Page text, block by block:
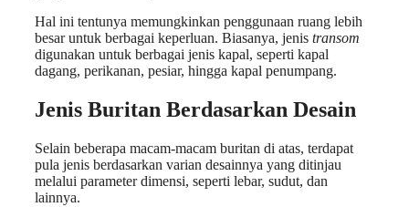
Hal ini tentunya memungkinkan penggunaan ruang lebih
besar untuk berbagai keperluan. Biasanya, jenis transom
digunakan untuk berbagai jenis kapal, seperti kapal
dagang, perikanan, pesiar, hingga kapal penumpang.
Jenis Buritan Berdasarkan Desain
Selain beberapa macam-macam buritan di atas, terdapat
pula jenis berdasarkan varian desainnya yang ditinjau
melalui parameter dimensi, seperti lebar, sudut, dan
lainnya.